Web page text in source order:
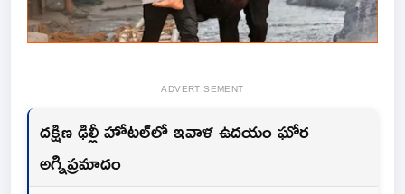
ADVERTISEMENT
దక్షిణ ఢిల్లీ హోటల్‌లో ఇవాళ‌ ఉదయం ఘోర
అగ్నిప్రమాదం